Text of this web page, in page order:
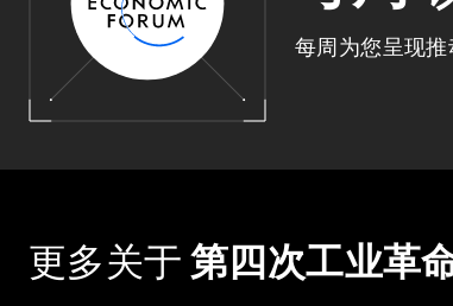
每周为您呈现推
更多关于 第四次工业革